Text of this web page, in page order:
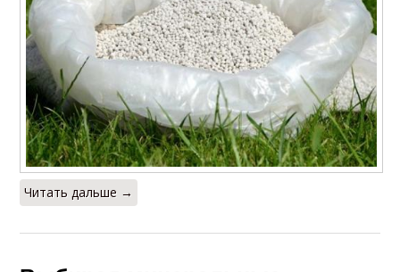
Читать дальше →